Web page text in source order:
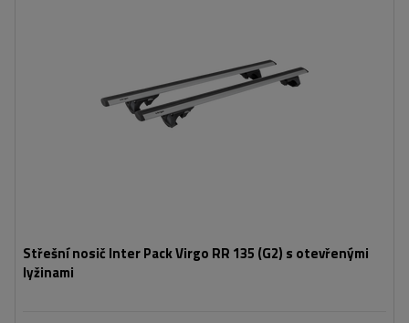
Střešní nosič Inter Pack Virgo RR 135 (G2) s otevřenými
lyžinami